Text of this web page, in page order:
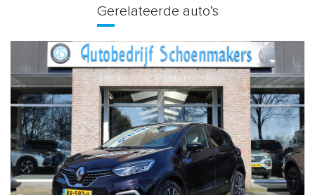
Gerelateerde auto’s